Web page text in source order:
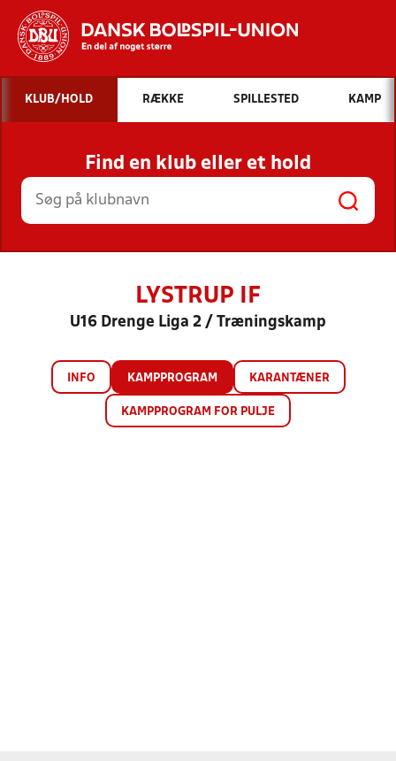
Hvad vil du søge efter?
INDHOLD OG NYHEDER
STILLINGER, RESULTATER, KLUBBER OG
HOLD
KLUB/HOLD RÆKKE SPILLESTED KAMP
Find en klub eller et hold
LYSTRUP IF
U16 Drenge Liga 2 / Træningskamp
INFO KAMPPROGRAM KARANTÆNER
KAMPPROGRAM FOR PULJE